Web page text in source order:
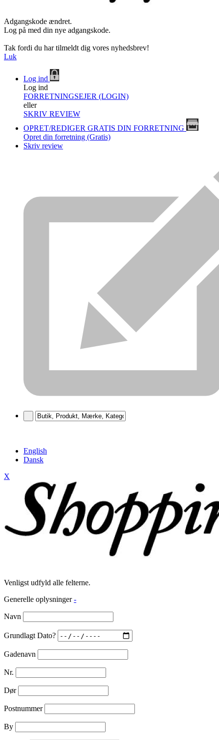
Adgangskode ændret.
Log på med din nye adgangskode.
Tak fordi du har tilmeldt dig vores nyhedsbrev!
Luk
Log ind
Log ind
FORRETNINGSEJER (LOGIN)
eller
SKRIV REVIEW
OPRET/REDIGER GRATIS DIN FORRETNING
Opret din forretning (Gratis)
Skriv review
English
Dansk
X
Venligst udfyld alle felterne.
Generelle oplysninger -
Navn
Grundlagt Dato?
Gadenavn
Nr.
Dør
Postnummer
By